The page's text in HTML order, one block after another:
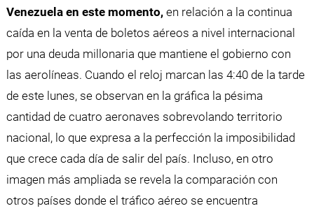
Venezuela en este momento,en relación a la continua
caída en la venta de boletos aéreos a nivel internacional
por una deuda millonaria que mantiene el gobierno con
las aerolíneas. Cuando el reloj marcan las 4:40 de la tarde
de este lunes, se observan en la gráfica la pésima
cantidad de cuatro aeronaves sobrevolando territorio
nacional, lo que expresa a la perfección la imposibilidad
que crece cada día de salir del país. Incluso, en otro
imagen más ampliada se revela la comparación con
otros países donde el tráfico aéreo se encuentra